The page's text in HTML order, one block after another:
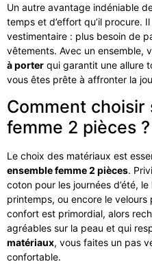
Un autre avantage indéniable
temps et d’effort qu’il procure.
vestimentaire : plus besoin de
vêtements. Avec un ensemble,
à porter qui garantit une allure
vous êtes prête à affronter la
Comment choisir
femme 2 pièces ?
Le choix des matériaux est
ensemble femme 2 pièces.
coton pour les journées d’été,
printemps, ou encore le
confort est primordial, alors
agréables sur la peau et qui
matériaux, vous faites un pas
confortable.